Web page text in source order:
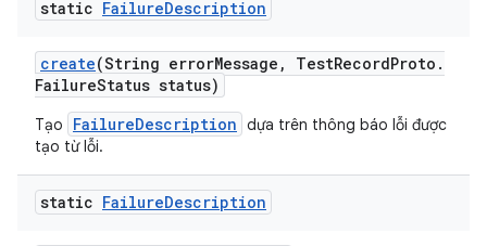
static FailureDescription
create(String errorMessage , TestRecordProto .
FailureStatus status)
Tạo FailureDescription dựa trên thông báo lỗi được
tạo từ lỗi.
static FailureDescription